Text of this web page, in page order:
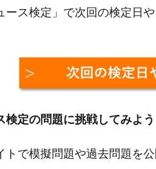
ス検定」で次回の検定日
検定の問題に挑戦してみよう
トで模擬問題や過去問題を